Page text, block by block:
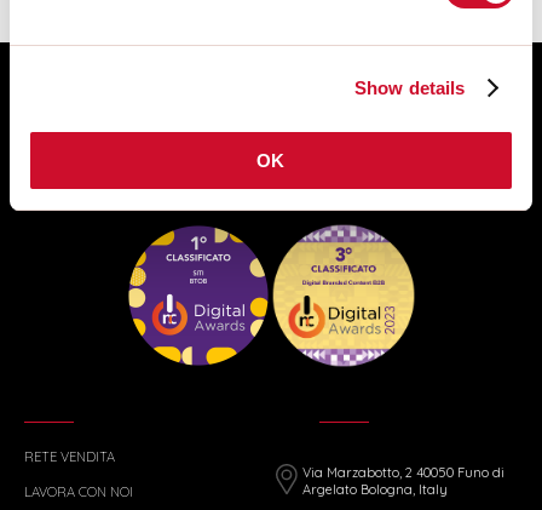
Show details
OK
RETE VENDITA
LAVORA CON NOI
Via Marzabotto, 2 40050 Funo di
Argelato Bologna, Italy